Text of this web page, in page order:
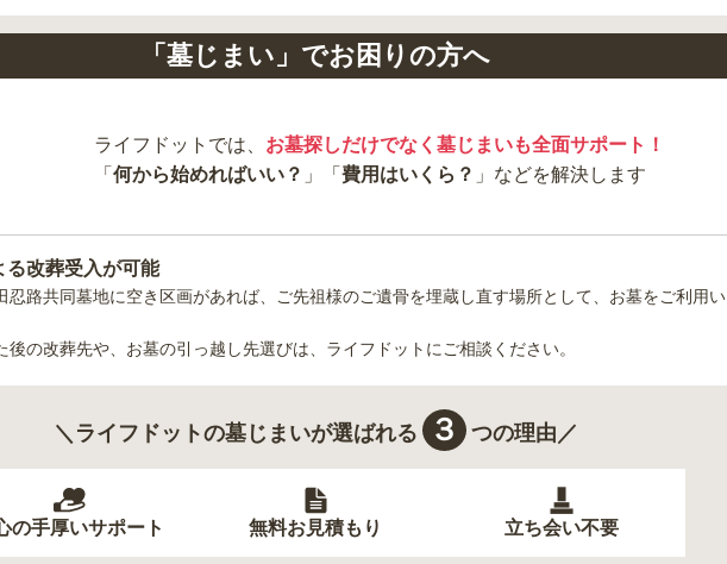
「墓じまい」でお困りの方へ
ライフドットでは、 お墓探しだけでなく墓じまいも全面サポート！
「 何から始めればいい？ 」「 費用はいくら？ 」などを解決します
る改葬受入が可能
路共同墓地に空き区画があれば、ご先祖様のご遺骨を埋蔵し直す場所として、お墓をご利用い
後の改葬先や、お墓の引っ越し先選びは、ライフドットにご相談ください。
＼ライフドットの墓じまいが選ばれる ３ つの理由／
の手厚いサポート 無料お見積もり 立ち会い不要